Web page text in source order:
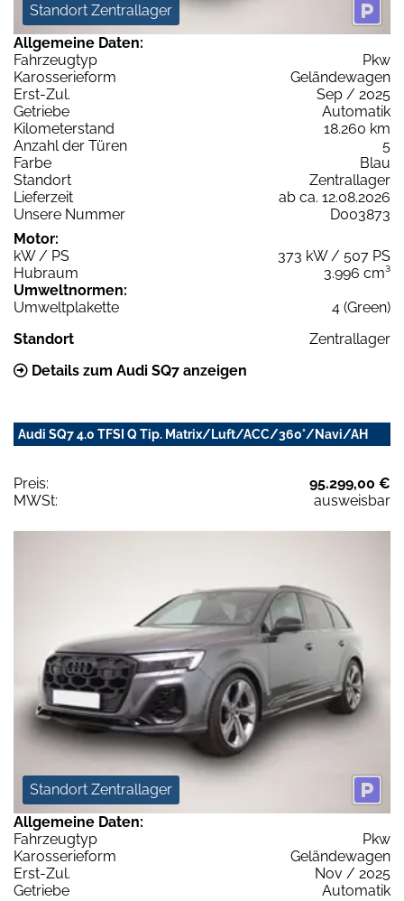
Standort Zentrallager
Allgemeine Daten:
Fahrzeugtyp
Pkw
Karosserieform
Geländewagen
Erst-Zul.
Sep / 2025
Getriebe
Automatik
Kilometerstand
18.260 km
Anzahl der Türen
5
Farbe
Blau
Standort
Zentrallager
Lieferzeit
ab ca. 12.08.2026
Unsere Nummer
D003873
Motor:
kW / PS
373 kW / 507 PS
Hubraum
3.996 cm³
Umweltnormen:
Umweltplakette
4 (Green)
Standort
Zentrallager
Details zum Audi SQ7 anzeigen
Audi SQ7 4.0 TFSI Q Tip. Matrix/Luft/ACC/360°/Navi/AH
Preis:
95.299,00 €
MWSt:
ausweisbar
Standort Zentrallager
Allgemeine Daten:
Fahrzeugtyp
Pkw
Karosserieform
Geländewagen
Erst-Zul.
Nov / 2025
Getriebe
Automatik